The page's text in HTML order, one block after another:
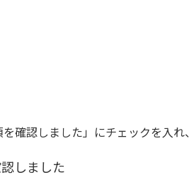
確認しました」にチェックを入
しました